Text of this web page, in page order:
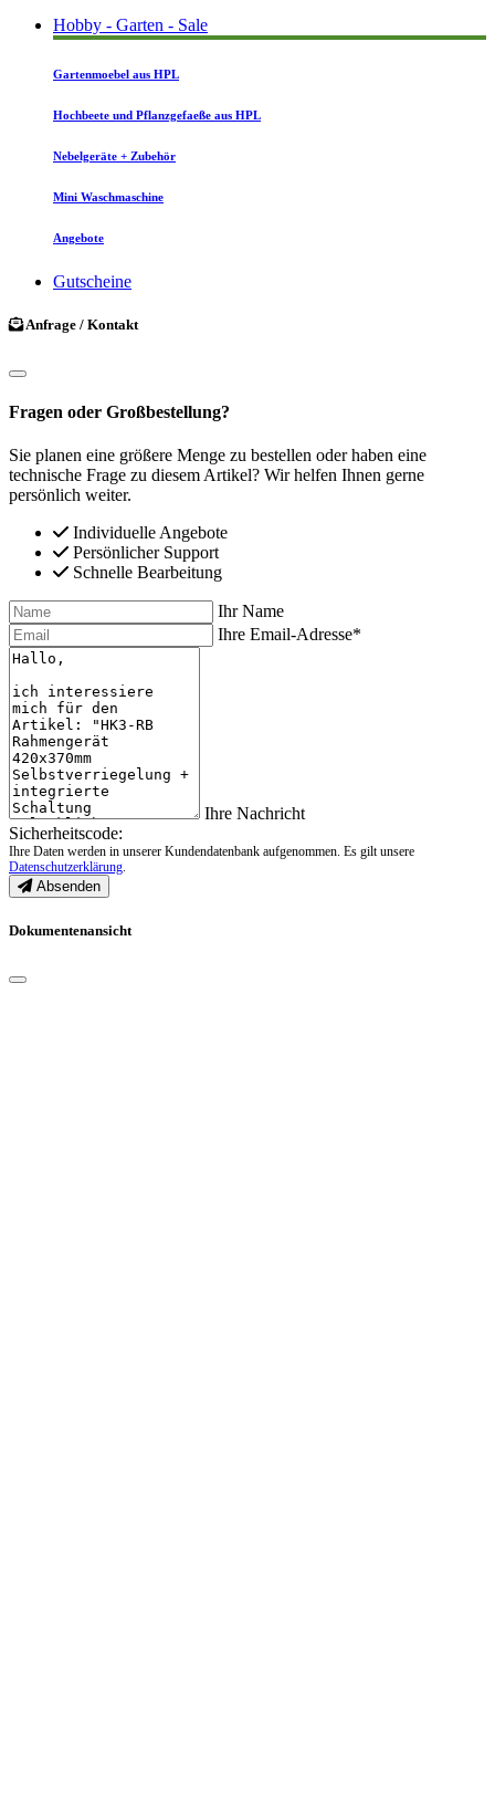
Hobby - Garten - Sale
Gartenmoebel aus HPL
Hochbeete und Pflanzgefaeße aus HPL
Nebelgeräte + Zubehör
Mini Waschmaschine
Angebote
Gutscheine
Anfrage / Kontakt
Fragen oder Großbestellung?
Sie planen eine größere Menge zu bestellen oder haben eine
technische Frage zu diesem Artikel? Wir helfen Ihnen gerne
persönlich weiter.
Individuelle Angebote
Persönlicher Support
Schnelle Bearbeitung
Ihr Name
Ihre Email-Adresse*
Ihre Nachricht
Sicherheitscode:
Ihre Daten werden in unserer Kundendatenbank aufgenommen. Es gilt unsere
Datenschutzerklärung.
Absenden
Dokumentenansicht